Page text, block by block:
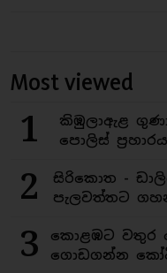
Most viewed
1
කිඹුලාඇළ
පොලිස් ප්‍රහාරය
2
සිරිකොත -
පැලවත්තට
3
කොළඹට වතුර
ගොඩගන්න